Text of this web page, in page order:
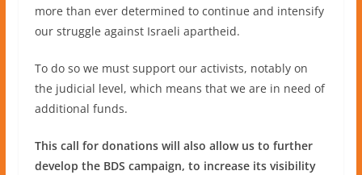
more than ever determined to continue and intensify
our struggle against Israeli apartheid.
To do so we must support our activists, notably on
the judicial level, which means that we are in need of
additional funds.
This call for donations will also allow us to further
develop the BDS campaign, to increase its visibility